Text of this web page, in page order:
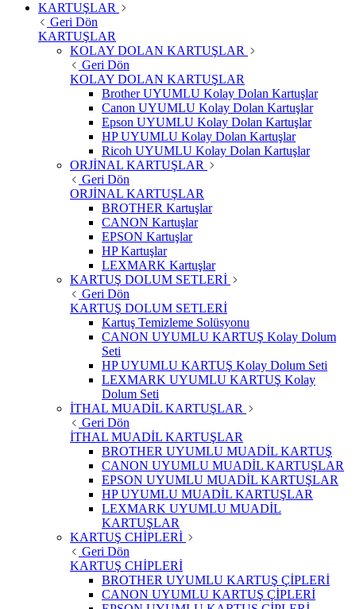
KARTUŞLAR
Geri Dön
KARTUŞLAR
KOLAY DOLAN KARTUŞLAR
Geri Dön
KOLAY DOLAN KARTUŞLAR
Brother UYUMLU Kolay Dolan Kartuşlar
Canon UYUMLU Kolay Dolan Kartuşlar
Epson UYUMLU Kolay Dolan Kartuşlar
HP UYUMLU Kolay Dolan Kartuşlar
Ricoh UYUMLU Kolay Dolan Kartuşlar
ORJİNAL KARTUŞLAR
Geri Dön
ORJİNAL KARTUŞLAR
BROTHER Kartuşlar
CANON Kartuşlar
EPSON Kartuşlar
HP Kartuşlar
LEXMARK Kartuşlar
KARTUŞ DOLUM SETLERİ
Geri Dön
KARTUŞ DOLUM SETLERİ
Kartuş Temizleme Solüsyonu
CANON UYUMLU KARTUŞ Kolay Dolum
Seti
HP UYUMLU KARTUŞ Kolay Dolum Seti
LEXMARK UYUMLU KARTUŞ Kolay
Dolum Seti
İTHAL MUADİL KARTUŞLAR
Geri Dön
İTHAL MUADİL KARTUŞLAR
BROTHER UYUMLU MUADİL KARTUŞ
CANON UYUMLU MUADİL KARTUŞLAR
EPSON UYUMLU MUADİL KARTUŞLAR
HP UYUMLU MUADİL KARTUŞLAR
LEXMARK UYUMLU MUADİL
KARTUŞLAR
KARTUŞ CHİPLERİ
Geri Dön
KARTUŞ CHİPLERİ
BROTHER UYUMLU KARTUŞ ÇİPLERİ
CANON UYUMLU KARTUŞ ÇİPLERİ